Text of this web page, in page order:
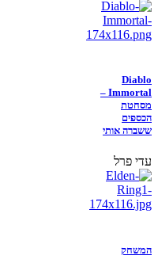
Diablo
Immortal –
מסחטת
הכספים
ששברה אותי
עדי פרל
המשחק